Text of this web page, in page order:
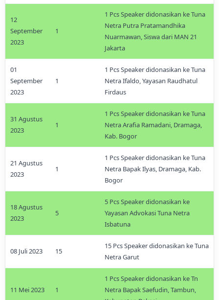
12
September
2023
1
1 Pcs Speaker didonasikan ke Tuna
Netra Putra Pratamandhika
Nuarmawan, Siswa dari MAN 21
Jakarta
01
September
2023
1
1 Pcs Speaker didonasikan ke Tuna
Netra Ifaldo, Yayasan Raudhatul
Firdaus
31 Agustus
2023
1
1 Pcs Speaker didonasikan ke Tuna
Netra Arafia Ramadani, Dramaga,
Kab. Bogor
21 Agustus
2023
1
1 Pcs Speaker didonasikan ke Tuna
Netra Bapak Ilyas, Dramaga, Kab.
Bogor
18 Agustus
2023
5
5 Pcs Speaker didonasikan ke
Yayasan Advokasi Tuna Netra
Isbatuna
08 Juli 2023 15
15 Pcs Speaker didonasikan ke Tuna
Netra Garut
11 Mei 2023 1
1 Pcs Speaker didonasikan ke Tn
Netra Bapak Saefudin, Tambun,